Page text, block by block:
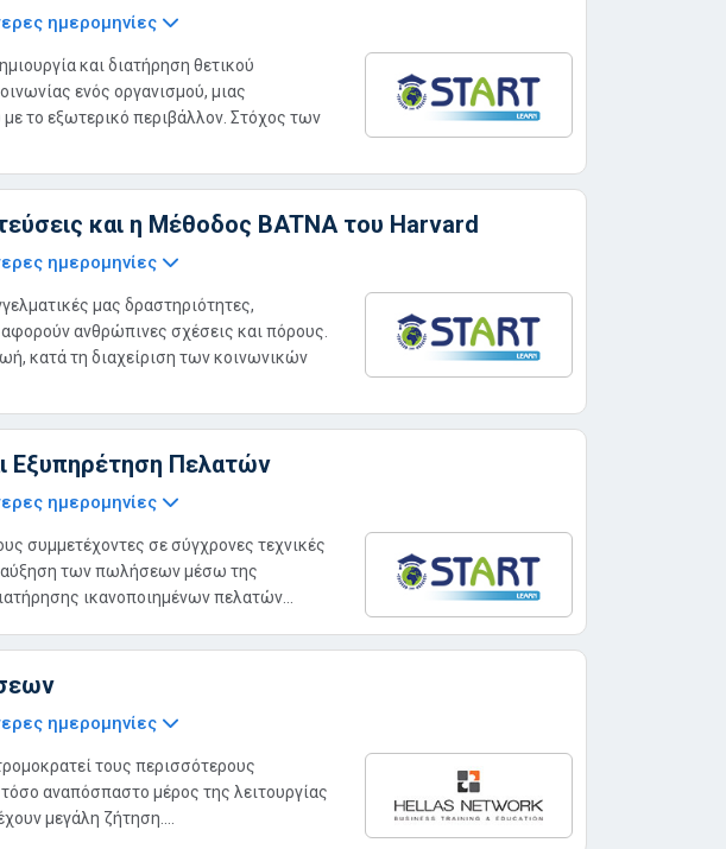
ημερομηνίες
και διατήρηση θετικού
ενός οργανισμού, μιας
το εξωτερικό περιβάλλον. Στόχος των
και η Μέθοδος BATNA του Harvard
ημερομηνίες
μας δραστηριότητες,
ανθρώπινες σχέσεις και πόρους.
κατά τη διαχείριση των κοινωνικών
Εξυπηρέτηση Πελατών
ημερομηνίες
συμμετέχοντες σε σύγχρονες τεχνικές
αύξηση των πωλήσεων μέσω της
ικανοποιημένων πελατών...
ημερομηνίες
τους περισσότερους
αναπόσπαστο μέρος της λειτουργίας
μεγάλη ζήτηση....